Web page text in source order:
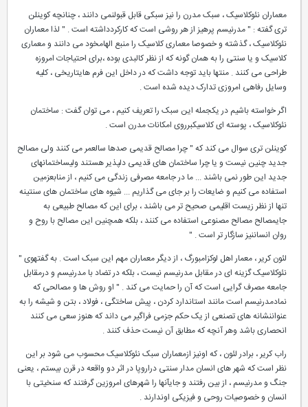
معماران نئوکلاسیک ، سبک مدرن را نیز سبکی قابل قبولنمی دانند ، چنانچه کوینلن
تری گفته : " مدرنیسم پرهیز از هر روشی است که کارکردداشته است . " لذا معماران
نئوکلاسیک ، گذشته و خصوصا معماری کلاسیک را منبع الهامخود می دانند و معماری
کلاسیک و یا سنتی را به همان گونه که از نظر کالبدی بوده ،برای احتیاجات امروزه
طراحی می کنند . منتها باید توجه داشت که در داخل این فرم هایتاریخی ، کلیه
وسایل رفاهی امروزی تدارک دیده شده است .
اگر خواسته باشیم در یکجمله این سبک را تعریف کنیم ، می توان گفت : ساختمان
نئوکلاسیک ، پوسته ای کلاسیکبرروی امکانات مدرن است .
کوینلن تری سوال می کند که " چرا مصالح قدیمی صدها سالعمر می کنند ولی مصالح
جدید چنین نیست و یا چرا ساختمان های قدیمی دلپذیر هستند ولیساختمانهای
جدید این طور نمی باشند ... ما در جامعه مصرفی زندگی می کنیم ، از منابعزمین
استفاده می کنیم و ضایعات را بر جای می گذاریم ... شیوه های ساختمان های سنتینه
تنها از نظر زیست اقلیمی صحیح تر می باشند ، برای این که مصالح طبیعی به
جایمصالح مصالح مصنوعی استفاده می کنند ، بلکه همچنین این مصالح با روح و
روان انساننیز سازگار تر است . "
لئون کریر ، معمار اهل لوکزامبورگ ، از دیگر معماران مهم این سبک است . به گفتهوی "
نئوکلاسیک گزینه ای در مقابل مدرنیسم نیست ، بلکه در تضاد با مدرنیسم و درمقابل
جامعه مصرف گرایی است که آن را حمایت می کند . " او روش ها و مصالحی که
نمادمدرنیسم است مانند استاندارد کردن ، پیش ساختگی ، فولاد ، بتن و شیشه را به
عنواننشانه های تصنعی از یک حکم جزمی فراگیر می داند که هنوز سعی می کنند
انحصاری باشد وهر آنچه که مطابق آن نیست حذف کنند .
راب کریر ، برادر لئون ، که اونیز ازمعماران سبک نئوکلاسیک محسوب می شود بر این
نظر است که شهر های انسان مدار سنتی دراروپا در اثر دو واقعه در قرن بیستم ، یعنی
جنگ و مدرنیسم ، از بین رفتند و جایآنها را شهرهای امروزین گرفتند که سنخیتی با
انسان و خصوصیات روحی و فیزیکی اوندارند .